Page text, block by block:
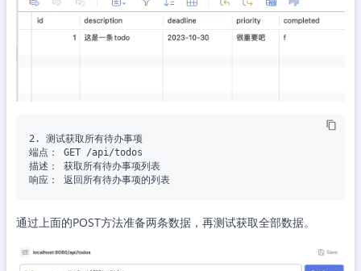
2. 测试获取所有待办事项
端点： GET /api/todos
描述： 获取所有待办事项列表
通过上面的POST方法准备两条数据，再测试获取全部数据。